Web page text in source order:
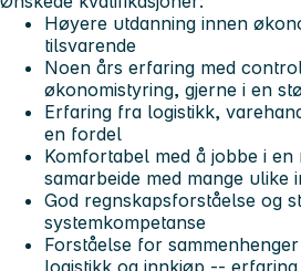
Høyere utdanning innen
tilsvarende
Noen års erfaring med
økonomistyring, gjerne i en
Erfaring fra logistikk,
en fordel
Komfortabel med å jobbe i en
samarbeide med mange ulike
God regnskapsforståelse og
systemkompetanse
Forståelse for
logistikk og innkjøp --